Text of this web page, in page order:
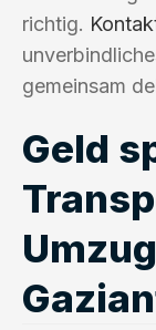
richtig.
gemeinsam
Geld